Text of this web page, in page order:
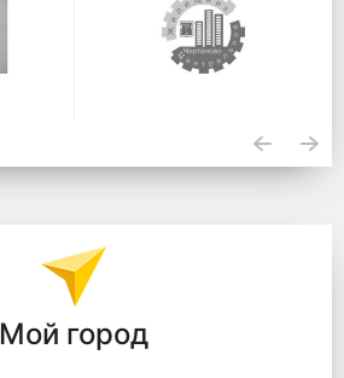
Мой город